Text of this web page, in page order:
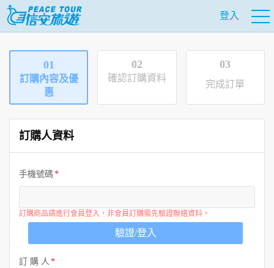
登入
01
訂購內容及優
惠
02
確認訂購資料
03
完成訂單
訂購人資料
手機號碼
訂購商品請進行會員登入，非會員訂購需先驗證聯絡資料。
驗證/登入
訂 購 人